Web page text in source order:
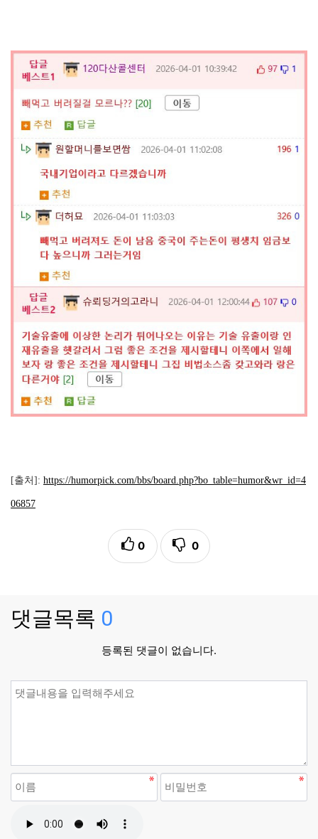
[출처]: https://humorpick.com/bbs/board.php?bo_table=humor&wr_id=4
06857
0 0
댓글목록 0
등록된 댓글이 없습니다.